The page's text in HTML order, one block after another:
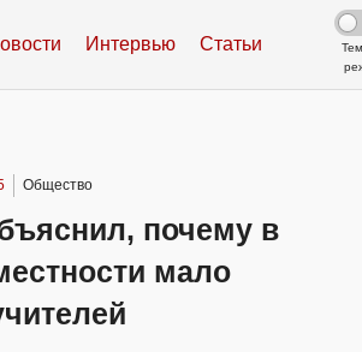
Интервью Статьи
Общество
почему в
мало